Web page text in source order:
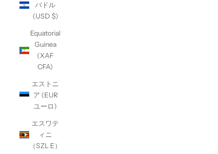
バドル
(USD $)
Equatorial
Guinea
(XAF
CFA)
エストニ
ア (EUR
ユーロ)
エスワテ
ィニ
（SZL E）